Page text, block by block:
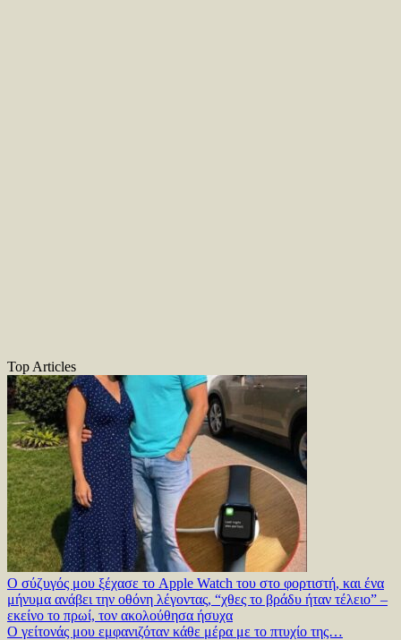
Top Articles
Ο σύζυγός μου ξέχασε το Apple Watch του στο φορτιστή, και ένα
μήνυμα ανάβει την οθόνη λέγοντας, “χθες το βράδυ ήταν τέλειο” –
εκείνο το πρωί, τον ακολούθησα ήσυχα
Ο γείτονάς μου εμφανιζόταν κάθε μέρα με το πτυχίο της…